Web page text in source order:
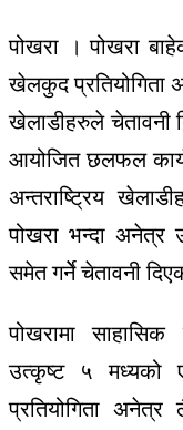
पोखरा । पोखरा
खेलकुद प्रतियोगिता
खेलाडीहरुले चेतावनी
आयोजित छलफल
अन्तराष्ट्रिय
पोखरा भन्दा अनेत्र
समेत गर्नेे चेतावनी
पोखरामा
उत्कृष्ट ५ मध्यको
प्रतियोगिता